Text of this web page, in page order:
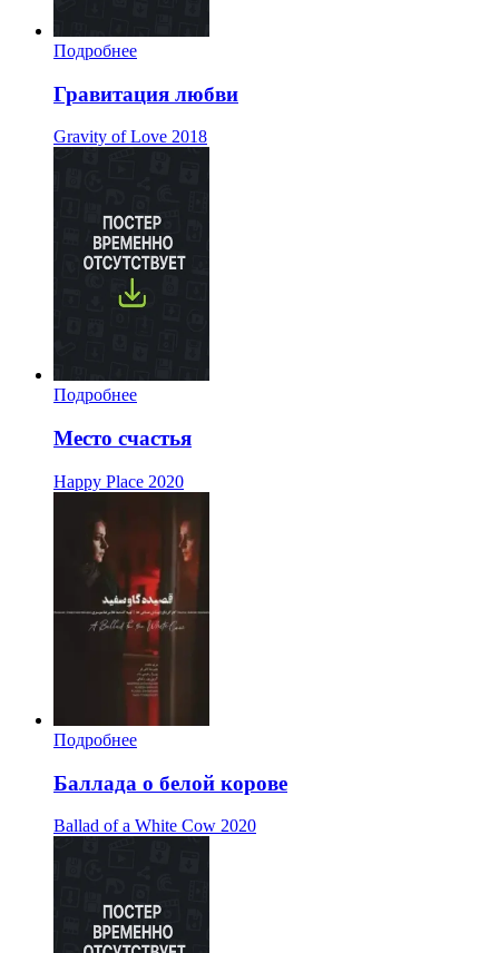
Подробнее
Гравитация любви
Gravity of Love 2018
Подробнее
Место счастья
Happy Place 2020
Подробнее
Баллада о белой корове
Ballad of a White Cow 2020